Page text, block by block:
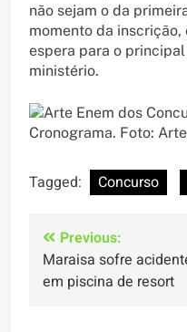
não sejam o da
momento da
espera para o
ministério.
Tagged: Concurso
Navegação
de
Previous:
Maraisa sofre
em piscina de resort